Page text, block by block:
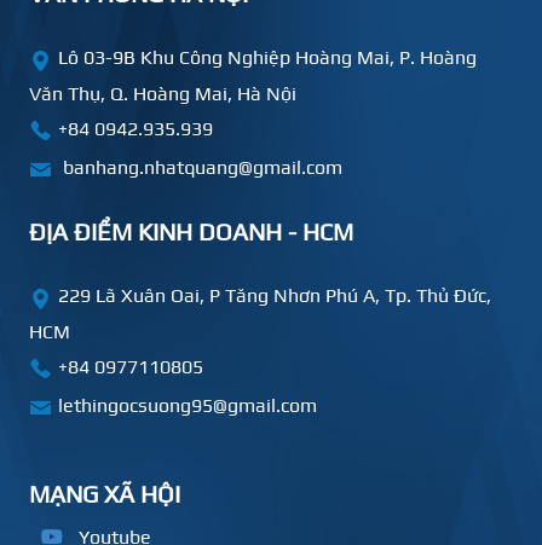
Lô 03-9B Khu Công Nghiệp Hoàng Mai, P. Hoàng
Văn Thụ, Q. Hoàng Mai, Hà Nội
+84 0942.935.939
banhang.nhatquang@gmail.com
ĐỊA ĐIỂM KINH DOANH - HCM
229 Lã Xuân Oai, P Tăng Nhơn Phú A, Tp. Thủ Đức,
HCM
+84 0977110805
lethingocsuong95@gmail.com
MẠNG XÃ HỘI
Youtube